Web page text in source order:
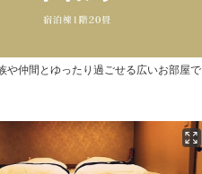
や仲間とゆったり過ごせる広いお部屋で